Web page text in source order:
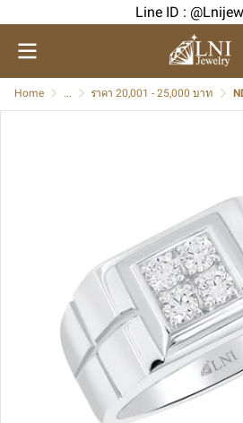
Line ID :
Home ... ราคา 20,001 - 25,000 บาท